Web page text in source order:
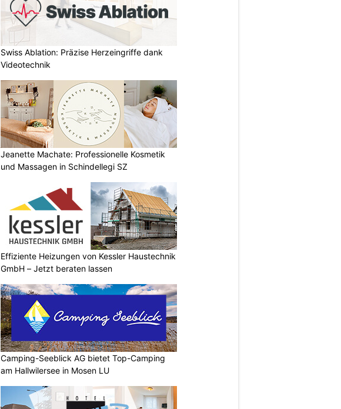
Swiss Ablation: Präzise Herzeingriffe dank
Videotechnik
Jeanette Machate: Professionelle Kosmetik
und Massagen in Schindellegi SZ
Effiziente Heizungen von Kessler Haustechnik
GmbH – Jetzt beraten lassen
Camping-Seeblick AG bietet Top-Camping
am Hallwilersee in Mosen LU